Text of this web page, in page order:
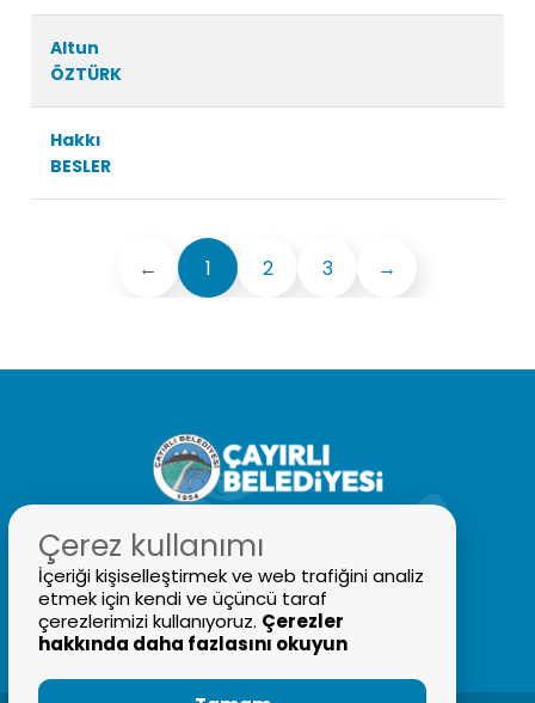
Altun
ÖZTÜRK
Hakkı
BESLER
← 1 2 3 →
0446 311 2228
bilgi@cayirli.bel.tr
Çerez kullanımı
İçeriği kişiselleştirmek ve web trafiğini analiz
etmek için kendi ve üçüncü taraf
çerezlerimizi kullanıyoruz. Çerezler
hakkında daha fazlasını okuyun